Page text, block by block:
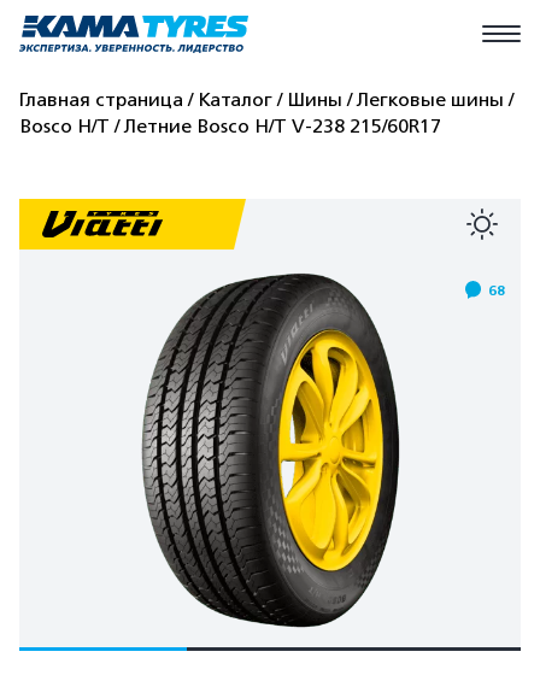
Главная страница Каталог Шины
Легковые шины
Bosco H/T
Летние Bosco H/T V-238 215/60R17
68